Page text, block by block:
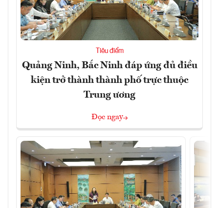
Tiêu điểm
Quảng Ninh, Bắc Ninh đáp ứng đủ điều
kiện trở thành thành phố trực thuộc
Trung ương
Đọc ngay